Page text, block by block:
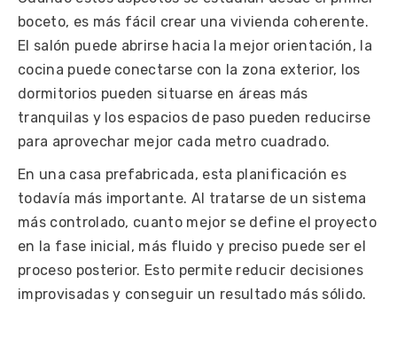
boceto, es más fácil crear una vivienda coherente.
El salón puede abrirse hacia la mejor orientación, la
cocina puede conectarse con la zona exterior, los
dormitorios pueden situarse en áreas más
tranquilas y los espacios de paso pueden reducirse
para aprovechar mejor cada metro cuadrado.
En una casa prefabricada, esta planificación es
todavía más importante. Al tratarse de un sistema
más controlado, cuanto mejor se define el proyecto
en la fase inicial, más fluido y preciso puede ser el
proceso posterior. Esto permite reducir decisiones
improvisadas y conseguir un resultado más sólido.